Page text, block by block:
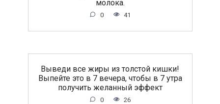
молока.
0 41
Выведи все жиры из толстой кишки!
Выпейте это в 7 вечера, чтобы в 7 утра
получить желанный эффект
0 26